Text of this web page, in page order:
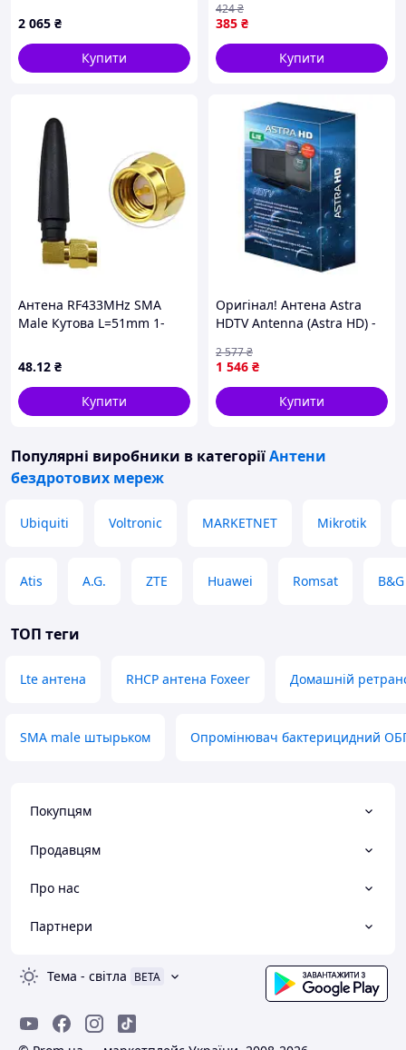
2 065 ₴
Купити
385 ₴
424₴
Купити
Антена RF433MHz SMA
Male Кутова L=51mm 1-
48.12 ₴
Купити
Оригінал! Антена Astra
HDTV Antenna (Astra HD) -
1 546 ₴
2 577₴
Купити
Популярні виробники в категоріїАнтени
бездротових мереж
Ubiquiti Voltronic MARKETNET Mikrotik
Atis A.G. ZTE Huawei Romsat B&G
ТОП теги
Lte антена RHCP антена Foxeer Домашній
SMA male штырьком Опромінювач бактерицидний
Покупцям
Продавцям
Про нас
Партнери
Тема - світла BETA